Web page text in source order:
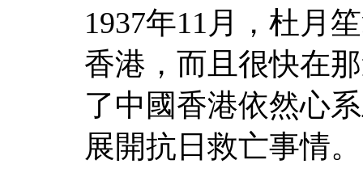
1937年11月，杜月
香港，而且很快在
了中國香港依然心
展開抗日救亡事情。